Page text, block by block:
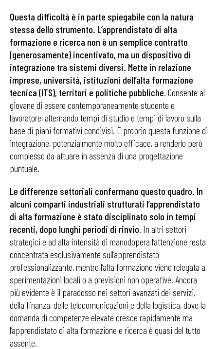
Questa difficoltà è in parte spiegabile con la natura
stessa dello strumento. L’apprendistato di alta
formazione e ricerca non è un semplice contratto
(generosamente) incentivato, ma un dispositivo di
integrazione tra sistemi diversi. Mette in relazione
imprese, università, istituzioni dell’alta formazione
tecnica (ITS), territori e politiche pubbliche. Consente al
giovane di essere contemporaneamente studente e
lavoratore, alternando tempi di studio e tempi di lavoro sulla
base di piani formativi condivisi. È proprio questa funzione di
integrazione, potenzialmente molto efficace, a renderlo però
complesso da attuare in assenza di una progettazione
puntuale.
Le differenze settoriali confermano questo quadro. In
alcuni comparti industriali strutturati l’apprendistato
di alta formazione è stato disciplinato solo in tempi
recenti, dopo lunghi periodi di rinvio. In altri settori
strategici e ad alta intensità di manodopera l’attenzione resta
concentrata esclusivamente sull’apprendistato
professionalizzante, mentre l’alta formazione viene relegata a
sperimentazioni locali o a previsioni non operative. Ancora
più evidente è il paradosso nei settori avanzati dei servizi,
della finanza, delle telecomunicazioni e della logistica, dove la
domanda di competenze elevate cresce rapidamente ma
l’apprendistato di alta formazione e ricerca è quasi del tutto
assente.